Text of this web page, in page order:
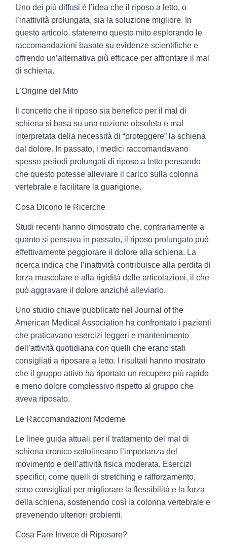
Uno dei più diffusi è l’idea che il riposo a letto, o
l’inattività prolungata, sia la soluzione migliore. In
questo articolo, sfateremo questo mito esplorando le
raccomandazioni basate su evidenze scientifiche e
offrendo un’alternativa più efficace per affrontare il mal
di schiena.
L’Origine del Mito
Il concetto che il riposo sia benefico per il mal di
schiena si basa su una nozione obsoleta e mal
interpretata della necessità di “proteggere” la schiena
dal dolore. In passato, i medici raccomandavano
spesso periodi prolungati di riposo a letto pensando
che questo potesse alleviare il carico sulla colonna
vertebrale e facilitare la guarigione.
Cosa Dicono le Ricerche
Studi recenti hanno dimostrato che, contrariamente a
quanto si pensava in passato, il riposo prolungato può
effettivamente peggiorare il dolore alla schiena. La
ricerca indica che l’inattività contribuisce alla perdita di
forza muscolare e alla rigidità delle articolazioni, il che
può aggravare il dolore anziché alleviarlo.
Uno studio chiave pubblicato nel Journal of the
American Medical Association ha confrontato i pazienti
che praticavano esercizi leggeri e mantenimento
dell’attività quotidiana con quelli che erano stati
consigliati a riposare a letto. I risultati hanno mostrato
che il gruppo attivo ha riportato un recupero più rapido
e meno dolore complessivo rispetto al gruppo che
aveva riposato.
Le Raccomandazioni Moderne
Le linee guida attuali per il trattamento del mal di
schiena cronico sottolineano l’importanza del
movimento e dell’attività fisica moderata. Esercizi
specifici, come quelli di stretching e rafforzamento,
sono consigliati per migliorare la flessibilità e la forza
della schiena, sostenendo così la colonna vertebrale e
prevenendo ulteriori problemi.
Cosa Fare Invece di Riposare?